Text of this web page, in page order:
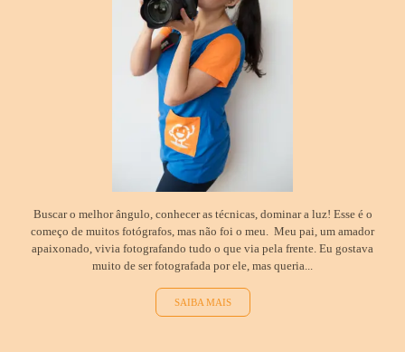
Buscar o melhor ângulo, conhecer as técnicas, dominar a luz! Esse é o
começo de muitos fotógrafos, mas não foi o meu. Meu pai, um amador
apaixonado, vivia fotografando tudo o que via pela frente. Eu gostava
muito de ser fotografada por ele, mas queria...
SAIBA MAIS